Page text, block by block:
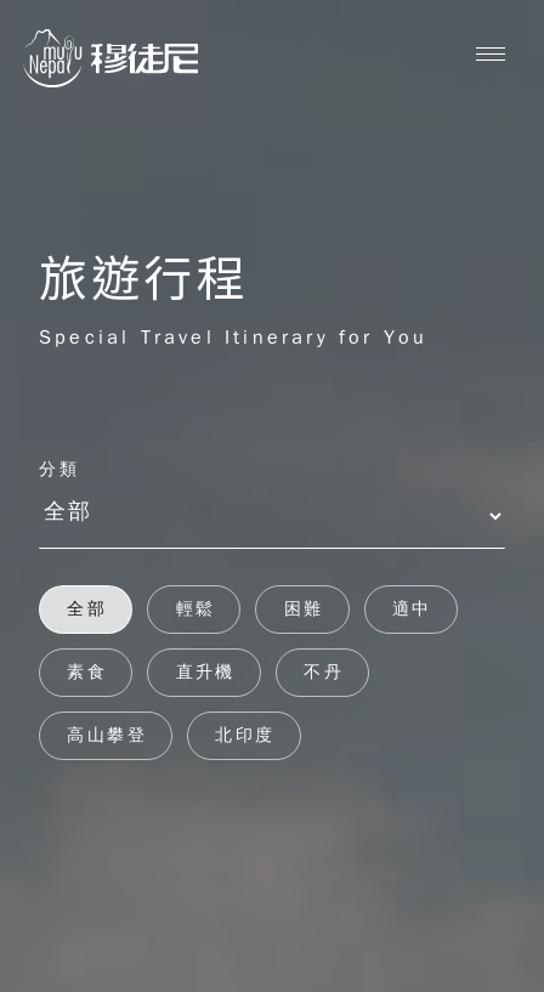
旅遊行程
Special Travel Itinerary for You
分類
全部 輕鬆 困難 適中
素食 直升機 不丹
高山攀登 北印度